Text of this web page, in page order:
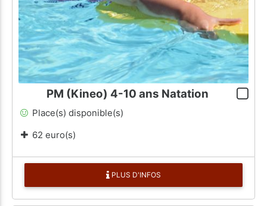
PM (Kineo) 4-10 ans Natation
Place(s) disponible(s)
62 euro(s)
PLUS D'INFOS